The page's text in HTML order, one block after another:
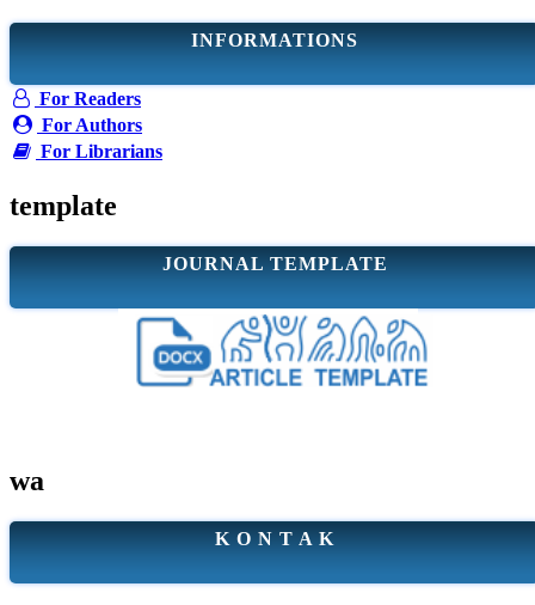
INFORMATIONS
For Readers
For Authors
For Librarians
template
JOURNAL TEMPLATE
wa
K O N T A K